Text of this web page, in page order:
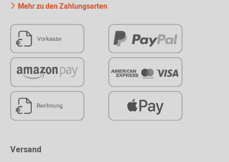
Mehr zu den Zahlungsarten
Versand